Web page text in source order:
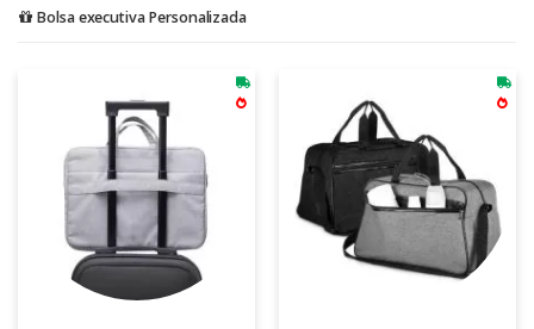
Bolsa executiva Personalizada